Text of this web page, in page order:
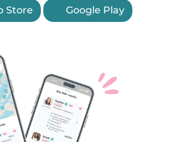
Store Google Play